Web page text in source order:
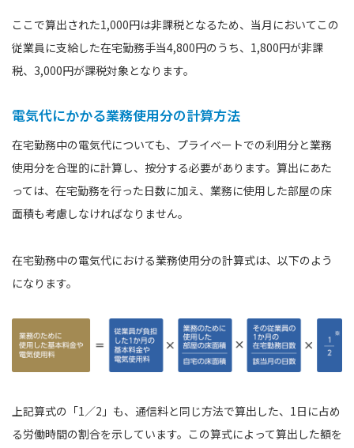
ここで算出された1,000円は非課税となるため、当月においてこの
従業員に支給した在宅勤務手当4,800円のうち、1,800円が非課
税、3,000円が課税対象となります。
電気代にかかる業務使用分の計算方法
在宅勤務中の電気代についても、プライベートでの利用分と業務
使用分を合理的に計算し、按分する必要があります。算出にあた
っては、在宅勤務を行った日数に加え、業務に使用した部屋の床
面積も考慮しなければなりません。
在宅勤務中の電気代における業務使用分の計算式は、以下のよう
になります。
上記算式の「1／2」も、通信料と同じ方法で算出した、1日に占め
る労働時間の割合を示しています。この算式によって算出した額を